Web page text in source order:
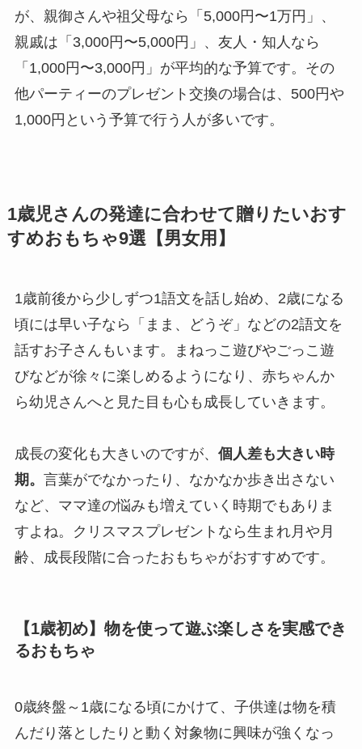
が、親御さんや祖父母なら「5,000円〜1万円」、
親戚は「3,000円〜5,000円」、友人・知人なら
「1,000円〜3,000円」が平均的な予算です。その
他パーティーのプレゼント交換の場合は、500円や
1,000円という予算で行う人が多いです。
1歳児さんの発達に合わせて贈りたいおす
すめおもちゃ9選【男女用】
1歳前後から少しずつ1語文を話し始め、2歳になる
頃には早い子なら「まま、どうぞ」などの2語文を
話すお子さんもいます。まねっこ遊びやごっこ遊
びなどが徐々に楽しめるようになり、赤ちゃんか
ら幼児さんへと見た目も心も成長していきます。
成長の変化も大きいのですが、 個人差も大きい時
期。 言葉がでなかったり、なかなか歩き出さない
など、ママ達の悩みも増えていく時期でもありま
すよね。クリスマスプレゼントなら生まれ月や月
齢、成長段階に合ったおもちゃがおすすめです。
【1歳初め】物を使って遊ぶ楽しさを実感でき
るおもちゃ
0歳終盤～1歳になる頃にかけて、子供達は物を積
んだり落としたりと動く対象物に興味が強くなっ